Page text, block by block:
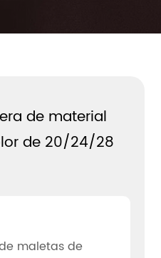
de material
de 20/24/28
maletas de